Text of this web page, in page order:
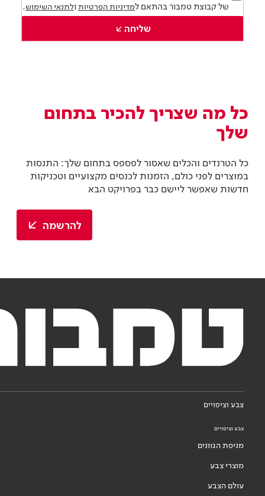
של קבוצת טמבור בהתאם למדיניות הפרטיותולתנאי השימוש.
שליחה
כל מה שצריך להכיר בתחום
שלך
כל הטרנדים והכלים שאסור לפספס בתחום שלך: התנסות
במוצרים לפני כולם, הזמנות לכנסים מקצועיים וטכניקות
חדשות שאפשר ליישם כבר בפרויקט הבא
להרשמה
צבע וציפויים
צבע וציפויים
מניפת הגוונים
מוצרי צבע
עולם הצבע